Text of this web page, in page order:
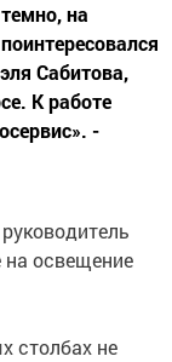
на
Сабитова,
К работе
-
освещение
столбах не